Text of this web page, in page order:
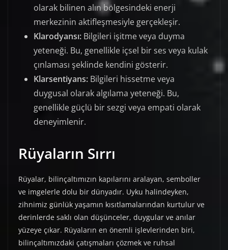
olarak bilinen alın bölgesindeki enerji
merkezinin aktifleşmesiyle gerçekleşir.
Klarodyansı: Bilgileri işitme veya duyma
yeteneği. Bu, genellikle içsel bir ses veya kulak
çınlaması şeklinde kendini gösterir.
Klarsentiyans: Bilgileri hissetme veya
duygusal olarak algılama yeteneği. Bu,
genellikle güçlü bir sezgi veya empati olarak
deneyimlenir.
Rüyaların Sırrı
Rüyalar, bilinçaltımızın kapılarını aralayan, semboller
ve imgelerle dolu bir dünyadır. Uyku halindeyken,
zihnimiz günlük yaşamın kısıtlamalarından kurtulur ve
derinlerde saklı olan düşünceler, duygular ve anılar
yüzeye çıkar. Rüyaların en önemli işlevlerinden biri,
bilinçaltımızdaki çatışmaları çözmek ve ruhsal